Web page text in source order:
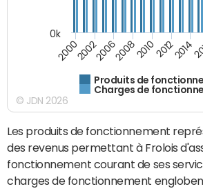
Produits de
Charges de
2000200220062008201020122014
0k
© JDN 2026
Les produits de fonctionnement
des revenus permettant à Frolois
fonctionnement courant de ses
charges de fonctionnement